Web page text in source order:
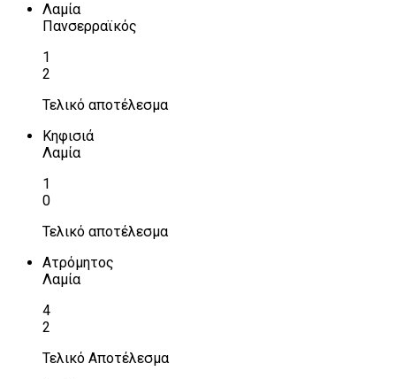
Λαμία
Πανσερραϊκός
1
2
Τελικό αποτέλεσμα
Κηφισιά
Λαμία
1
0
Τελικό αποτέλεσμα
Ατρόμητος
Λαμία
4
2
Τελικό Αποτέλεσμα